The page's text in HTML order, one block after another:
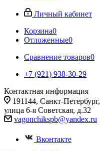
Личный кабинет
Корзина0
Отложенные0
Сравнение товаров0
+7 (921) 938-30-29
Контактная информация
191144, Санкт-Петербург,
улица 6-я Советская, д.32
vagonchikspb@yandex.ru
Вконтакте